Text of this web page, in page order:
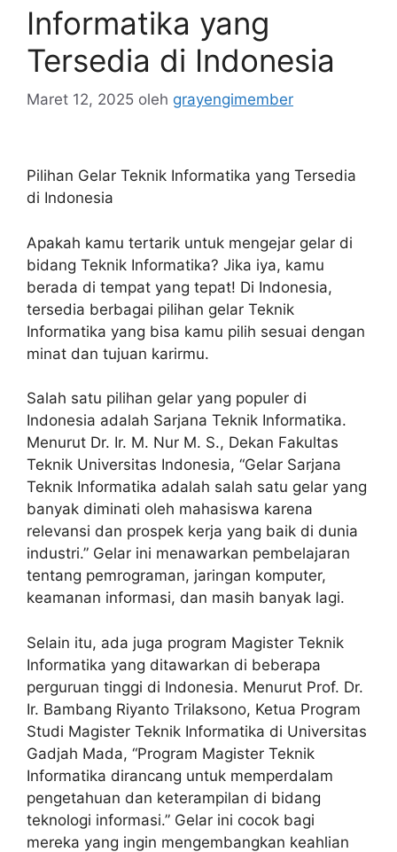
Informatika yang
Tersedia di Indonesia
Maret 12, 2025 oleh grayengimember
Pilihan Gelar Teknik Informatika yang Tersedia
di Indonesia
Apakah kamu tertarik untuk mengejar gelar di
bidang Teknik Informatika? Jika iya, kamu
berada di tempat yang tepat! Di Indonesia,
tersedia berbagai pilihan gelar Teknik
Informatika yang bisa kamu pilih sesuai dengan
minat dan tujuan karirmu.
Salah satu pilihan gelar yang populer di
Indonesia adalah Sarjana Teknik Informatika.
Menurut Dr. Ir. M. Nur M. S., Dekan Fakultas
Teknik Universitas Indonesia, “Gelar Sarjana
Teknik Informatika adalah salah satu gelar yang
banyak diminati oleh mahasiswa karena
relevansi dan prospek kerja yang baik di dunia
industri.” Gelar ini menawarkan pembelajaran
tentang pemrograman, jaringan komputer,
keamanan informasi, dan masih banyak lagi.
Selain itu, ada juga program Magister Teknik
Informatika yang ditawarkan di beberapa
perguruan tinggi di Indonesia. Menurut Prof. Dr.
Ir. Bambang Riyanto Trilaksono, Ketua Program
Studi Magister Teknik Informatika di Universitas
Gadjah Mada, “Program Magister Teknik
Informatika dirancang untuk memperdalam
pengetahuan dan keterampilan di bidang
teknologi informasi.” Gelar ini cocok bagi
mereka yang ingin mengembangkan keahlian